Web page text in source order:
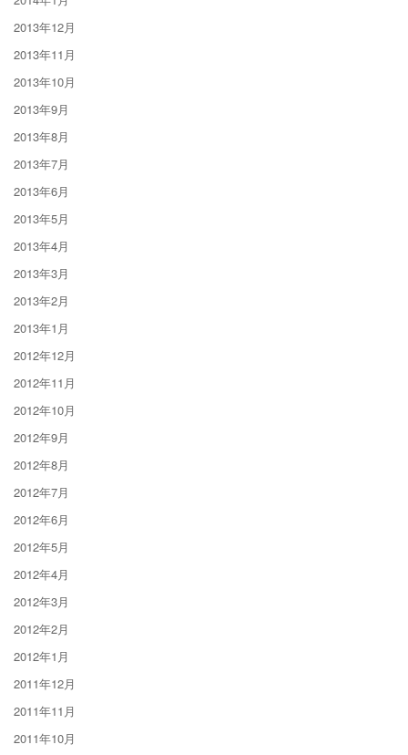
2013年12月
2013年11月
2013年10月
2013年9月
2013年8月
2013年7月
2013年6月
2013年5月
2013年4月
2013年3月
2013年2月
2013年1月
2012年12月
2012年11月
2012年10月
2012年9月
2012年8月
2012年7月
2012年6月
2012年5月
2012年4月
2012年3月
2012年2月
2012年1月
2011年12月
2011年11月
2011年10月